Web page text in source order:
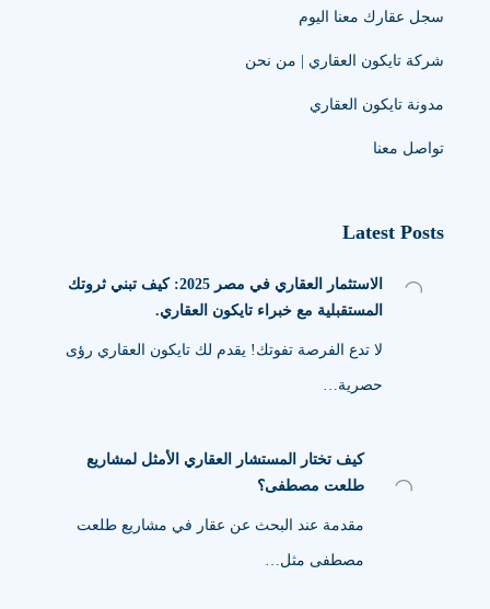
سجل عقارك معنا اليوم
شركة تايكون العقاري | من نحن
مدونة تايكون العقاري
تواصل معنا
Latest Posts
الاستثمار العقاري في مصر 2025: كيف تبني ثروتك
المستقبلية مع خبراء تايكون العقاري.
لا تدع الفرصة تفوتك! يقدم لك تايكون العقاري رؤى
حصرية…
كيف تختار المستشار العقاري الأمثل لمشاريع
طلعت مصطفى؟
مقدمة عند البحث عن عقار في مشاريع طلعت
مصطفى مثل…